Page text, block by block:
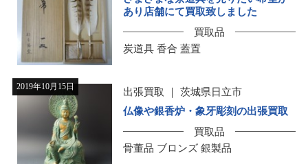
あり店舗にて買取致しました
買取品
炭道具 香合 蓋置
出張買取
茨城県日立市
仏像や銀香炉・象牙彫刻の出張買取
買取品
骨董品 ブロンズ 銀製品
2019年10月15日